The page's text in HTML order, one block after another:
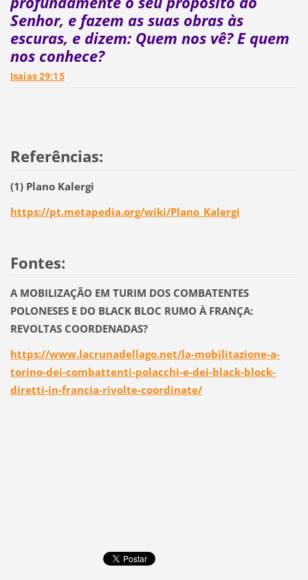
Senhor, e fazem as suas obras às
escuras, e dizem: Quem nos vê? E quem
nos conhece?
Isaías 29:15
Referências:
(1) Plano Kalergi
https://pt.metapedia.org/wiki/Plano_Kalergi
Fontes:
A MOBILIZAÇÃO EM TURIM DOS COMBATENTES
POLONESES E DO BLACK BLOC RUMO À FRANÇA:
REVOLTAS COORDENADAS?
https://www.lacrunadellago.net/la-mobilitazione-a-
torino-dei-combattenti-polacchi-e-dei-black-block-
diretti-in-francia-rivolte-coordinate/